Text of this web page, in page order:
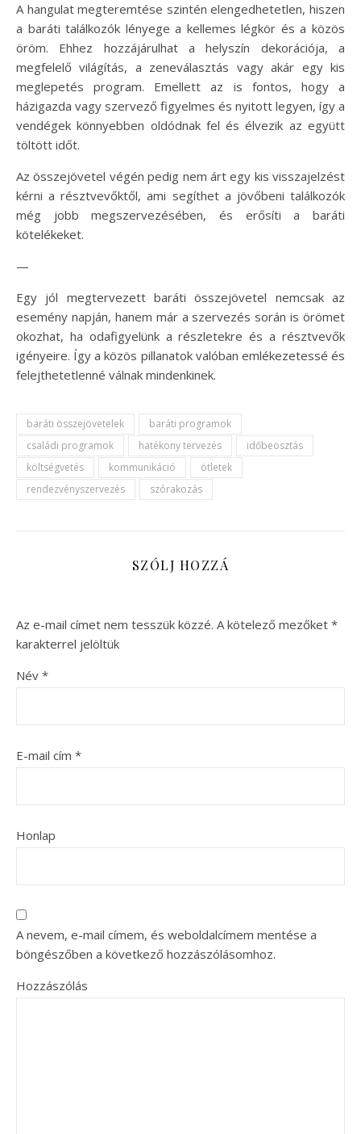
A hangulat megteremtése szintén elengedhetetlen, hiszen
a baráti találkozók lényege a kellemes légkör és a közös
öröm. Ehhez hozzájárulhat a helyszín dekorációja, a
megfelelő világítás, a zeneválasztás vagy akár egy kis
meglepetés program. Emellett az is fontos, hogy a
házigazda vagy szervező figyelmes és nyitott legyen, így a
vendégek könnyebben oldódnak fel és élvezik az együtt
töltött időt.
Az összejövetel végén pedig nem árt egy kis visszajelzést
kérni a résztvevőktől, ami segíthet a jövőbeni találkozók
még jobb megszervezésében, és erősíti a baráti
kötelékeket.
—
Egy jól megtervezett baráti összejövetel nemcsak az
esemény napján, hanem már a szervezés során is örömet
okozhat, ha odafigyelünk a részletekre és a résztvevők
igényeire. Így a közös pillanatok valóban emlékezetessé és
felejthetetlenné válnak mindenkinek.
baráti összejövetelek
baráti programok
családi programok
hatékony tervezés
időbeosztás
költségvetés
kommunikáció
ötletek
rendezvényszervezés
szórakozás
SZÓLJ HOZZÁ
Az e-mail címet nem tesszük közzé. A kötelező mezőket *
karakterrel jelöltük
Név *
E-mail cím *
Honlap
A nevem, e-mail címem, és weboldalcímem mentése a
böngészőben a következő hozzászólásomhoz.
Hozzászólás